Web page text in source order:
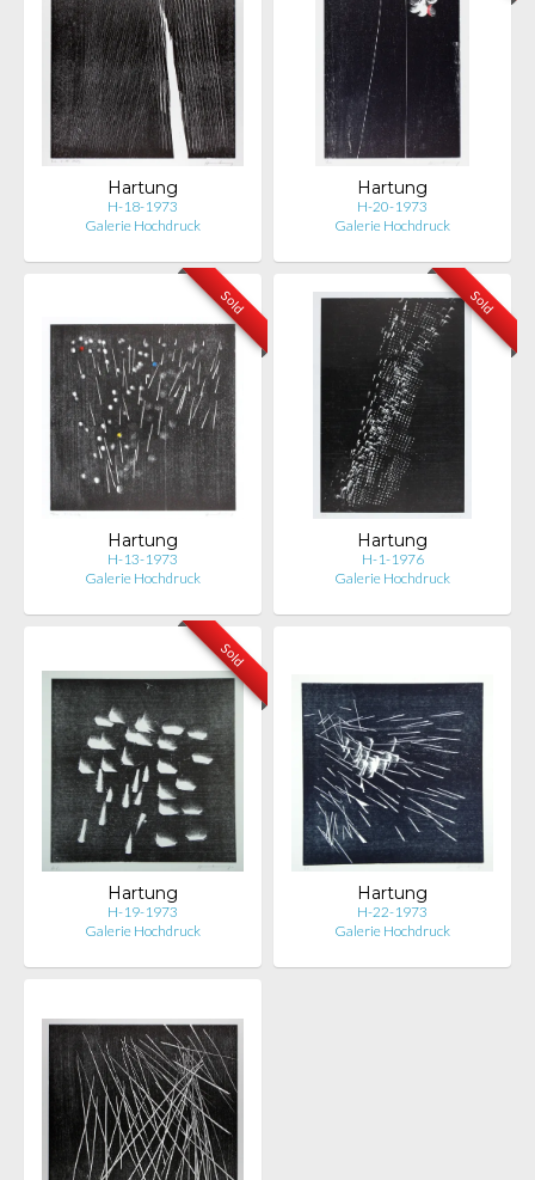
Hartung
H-18-1973
Galerie Hochdruck
Hartung
H-20-1973
Galerie Hochdruck
Sold
Hartung
H-13-1973
Galerie Hochdruck
Sold
Hartung
H-1-1976
Galerie Hochdruck
Sold
Hartung
H-19-1973
Galerie Hochdruck
Hartung
H-22-1973
Galerie Hochdruck